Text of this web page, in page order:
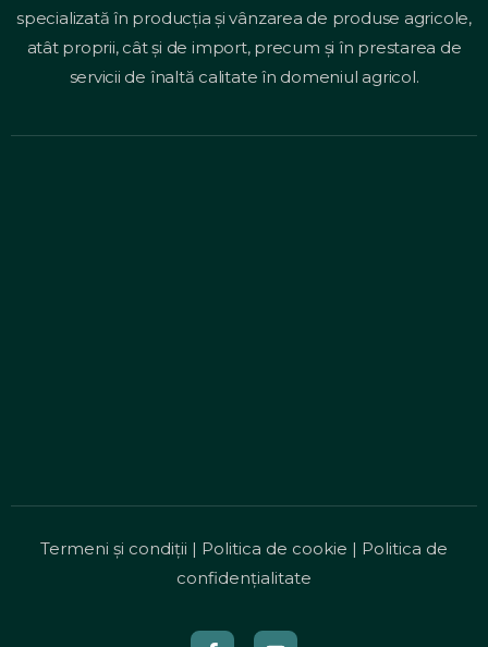
specializată în producția și vânzarea de produse agricole,
atât proprii, cât și de import, precum și în prestarea de
servicii de înaltă calitate în domeniul agricol.
Termeni și condiții | Politica de cookie | Politica de
confidențialitate